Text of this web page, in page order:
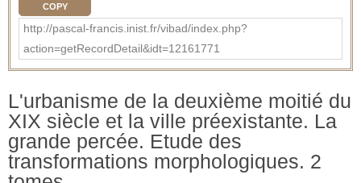
COPY
http://pascal-francis.inist.fr/vibad/index.php?
action=getRecordDetail&idt=12161771
L'urbanisme de la deuxième moitié du
XIX siècle et la ville préexistante. La
grande percée. Etude des
transformations morphologiques. 2